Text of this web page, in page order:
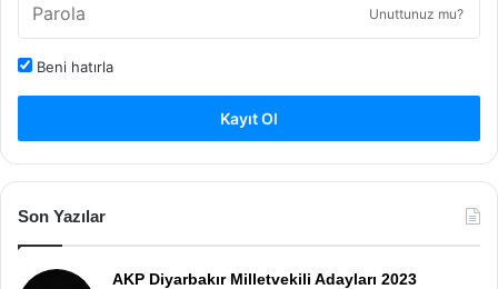
Unuttunuz mu?
Beni hatırla
Kayıt Ol
Son Yazılar
AKP Diyarbakır Milletvekili Adayları 2023